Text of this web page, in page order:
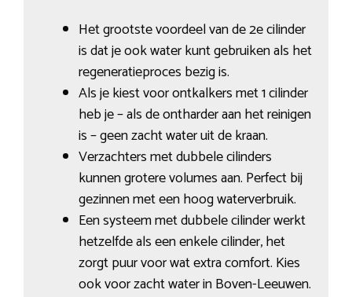
Het grootste voordeel van de 2e cilinder
is dat je ook water kunt gebruiken als het
regeneratieproces bezig is.
Als je kiest voor ontkalkers met 1 cilinder
heb je – als de ontharder aan het reinigen
is – geen zacht water uit de kraan.
Verzachters met dubbele cilinders
kunnen grotere volumes aan. Perfect bij
gezinnen met een hoog waterverbruik.
Een systeem met dubbele cilinder werkt
hetzelfde als een enkele cilinder, het
zorgt puur voor wat extra comfort. Kies
ook voor zacht water in Boven-Leeuwen.